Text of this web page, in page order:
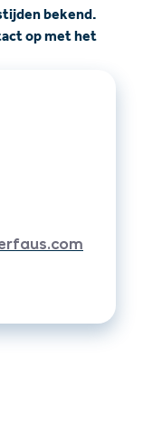
bekend.
op met het